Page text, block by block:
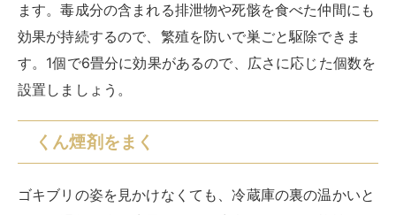
ます。毒成分の含まれる排泄物や死骸を食べた仲間にも
効果が持続するので、繁殖を防いで巣ごと駆除できま
す。1個で6畳分に効果があるので、広さに応じた個数を
設置しましょう。
くん煙剤をまく
ゴキブリの姿を見かけなくても、冷蔵庫の裏の温かいと